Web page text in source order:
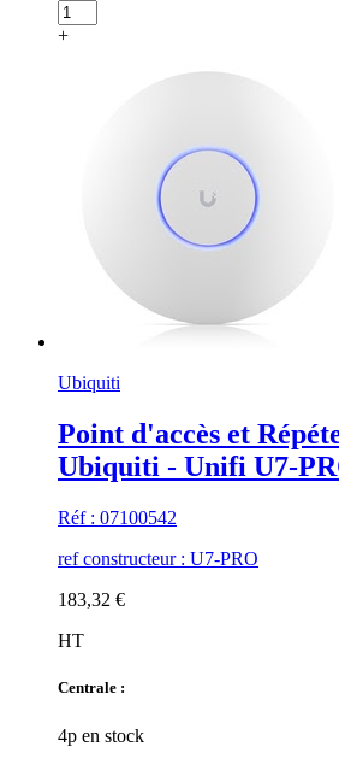
+
Ubiquiti
Point d'accès et
Ubiquiti - Unifi U7-
Réf : 07100542
ref constructeur : U7-PRO
183,32 €
HT
Centrale :
4p en stock